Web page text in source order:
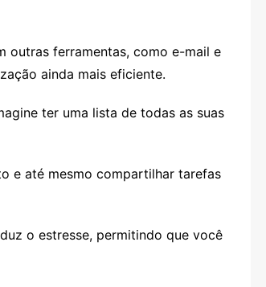
outras ferramentas, como e-mail e
ainda mais eficiente.
ter uma lista de todas as suas
e até mesmo compartilhar tarefas
o estresse, permitindo que você